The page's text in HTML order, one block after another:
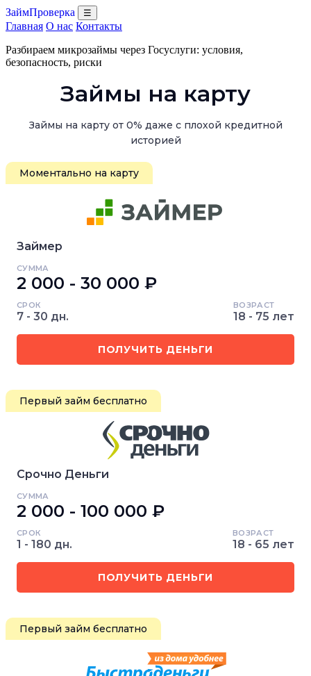
ЗаймПроверка ☰
Главная О нас Контакты
Разбираем микрозаймы через Госуслуги: условия,
безопасность, риски
Займы на карту
Займы на карту от 0% даже с плохой кредитной
историей
Моментально на карту
Займер
СУММА
2 000 - 30 000 ₽
СРОК
7 - 30 дн.
ВОЗРАСТ
18 - 75 лет
ПОЛУЧИТЬ ДЕНЬГИ
Первый займ бесплатно
Срочно Деньги
СУММА
2 000 - 100 000 ₽
СРОК
1 - 180 дн.
ВОЗРАСТ
18 - 65 лет
ПОЛУЧИТЬ ДЕНЬГИ
Первый займ бесплатно